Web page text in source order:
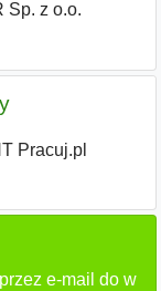
Sp. z o.o.
Pracuj.pl
e-mail do w